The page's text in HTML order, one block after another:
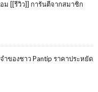
ม [[รีวิว]] การันตีจากสมาชิก
ำของชาว Pantip ราคาประหยัด